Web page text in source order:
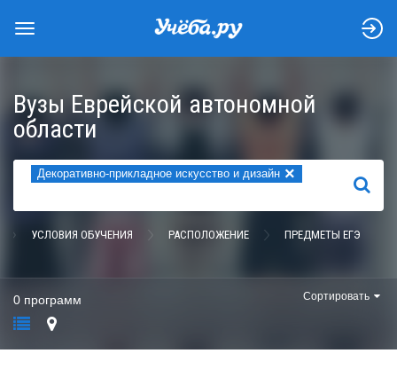
Вузы Еврейской автономной
области
Декоративно-прикладное искусство и дизайн ×
НАЙТИ
УСЛОВИЯ ОБУЧЕНИЯ РАСПОЛОЖЕНИЕ ПРЕДМЕТЫ ЕГЭ
0 программ Сортировать